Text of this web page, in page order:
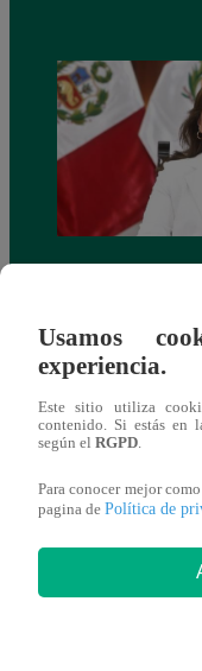
Usamos
experiencia.
Este sitio utiliza
contenido. Si estás en
según el RGPD
Para conocer mejor
pagina de Política de